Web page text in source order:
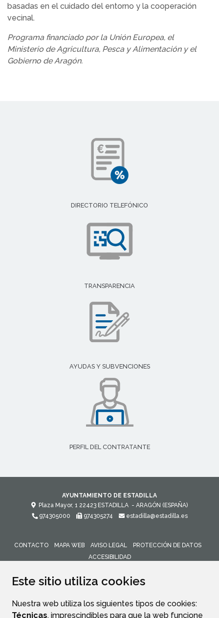
Este sitio utiliza cookies
Nuestra web utiliza los siguientes tipos de cookies:
Técnicas, imprescindibles para que la web funcione
basadas en el cuidado del entorno y la cooperación
vecinal.
Programa financiado por la Unión Europea, el
Ministerio de Agricultura, Pesca y Alimentación y el
Gobierno de Aragón.
DIRECTORIO TELEFÓNICO
TRANSPARENCIA
AYUDAS Y SUBVENCIONES
PERFIL DEL CONTRATANTE
AYUNTAMIENTO DE ESTADILLA
Plaza Mayor, 1 22423 ESTADILLA - ARAGÓN (ESPAÑA)
974305000
974305274 estadilla@estadilla.es
CONTACTO MAPA WEB AVISO LEGAL
PROTECCIÓN DE DATOS
ACCESIBILIDAD